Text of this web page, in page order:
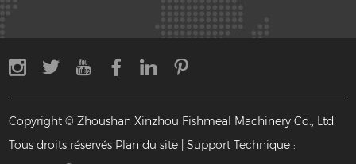
Copyright © Zhoushan Xinzhou Fishmeal Machinery Co., Ltd.
Tous droits réservés Plan du site | Support Technique :